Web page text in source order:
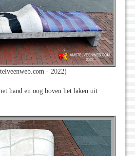
- 2022)
hand en oog boven het laken uit